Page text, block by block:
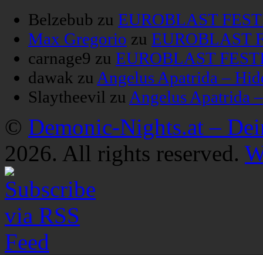
Belzebub zu EUROBLAST
Max Gregorio zu EUROBLAST
carnage9 zu EUROBLAST
dawak zu Angelus Apatrida –
Slaytheevil zu Angelus Apatrida
© Demonic-Nights.at –
2026. All rights reserved.